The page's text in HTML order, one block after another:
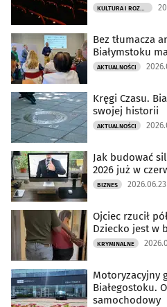
KULTURA I ROZRYWKA
Bez tłumacza
Białymstoku
AKTUALNOŚCI
Kręgi Czasu.
swojej historii
AKTUALNOŚCI
Jak budować
2026 już w
BIZNES
Ojciec rzucił
Dziecko jest w
KRYMINALNE
Motoryzacyjny
Białegostoku.
samochodowy